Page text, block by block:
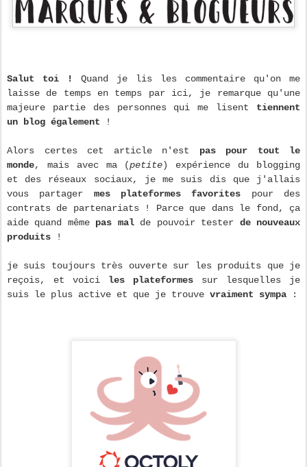
Salut toi ! Quand je lis les commentaire qu'on me
laisse de temps en temps par ici, je remarque qu'une
majeure partie des personnes qui me lisent tiennent
un blog également !
Alors certes cet article n'est pas pour tout le
monde, mais avec ma (petite) expérience du blogging
et des réseaux sociaux, je me suis dis que j'allais
vous partager mes plateformes favorites pour des
contrats de partenariats ! Parce que dans le fond, ça
aide quand même pas malde pouvoir tester de nouveaux
produits !
je suis toujours très ouverte sur les produits que je
reçois, et voici les plateformes sur lesquelles je
suis le plus active et que je trouve vraiment sympa :